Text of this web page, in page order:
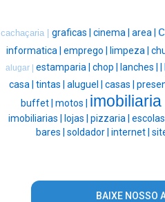
cachaçaria | graficas | cinema | area |
informatica | emprego | limpeza |
alugar | estamparia | chop | lanches | |
casa | tintas | aluguel | casas |
buffet | motos | imobiliaria
imobiliarias | lojas | pizzaria |
bares | soldador | internet |
BAIXE NOSSO